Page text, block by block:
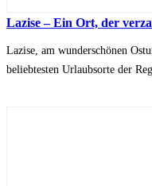
Lazise – Ein Ort, der
Lazise, am wunderschönen
beliebtesten Urlaubsorte der